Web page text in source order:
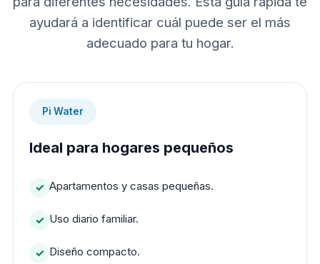
ayudará a identificar cuál puede ser el más
adecuado para tu hogar.
Pi Water
Ideal para hogares pequeños
Apartamentos y casas pequeñas.
Uso diario familiar.
Diseño compacto.